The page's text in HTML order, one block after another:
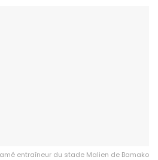
entraîneur du stade Malien de Bamako